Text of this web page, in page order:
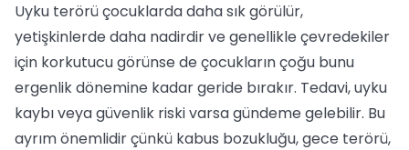
Uyku terörü çocuklarda daha sık görülür,
yetişkinlerde daha nadirdir ve genellikle çevredekiler
için korkutucu görünse de çocukların çoğu bunu
ergenlik dönemine kadar geride bırakır. Tedavi, uyku
kaybı veya güvenlik riski varsa gündeme gelebilir. Bu
ayrım önemlidir çünkü kabus bozukluğu, gece terörü,